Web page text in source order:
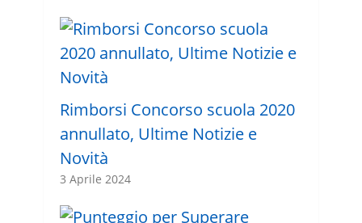
Rimborsi Concorso scuola 2020
annullato, Ultime Notizie e
Novità
3 Aprile 2024